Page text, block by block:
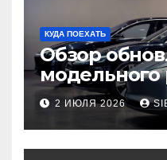
КУДА ПОЕХАТЬ
Обзор
модельного
2 ИЮЛЯ 2026